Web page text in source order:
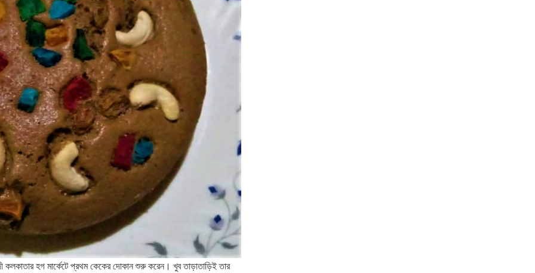
হগ মার্কেটে প্রথম কেকের দোকান শুরু করেন। খুব তাড়াতাড়িই তার